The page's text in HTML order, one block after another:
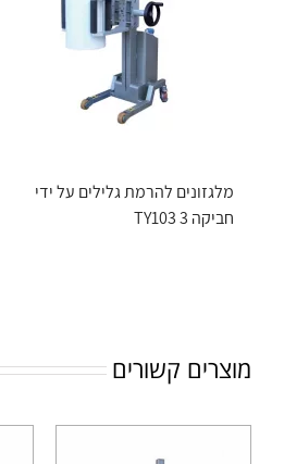
מלגזונים להרמת גלילים על ידי
חביקה TY103 3
מוצרים קשורים